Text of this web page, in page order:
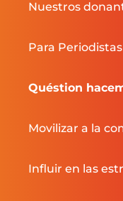
Nuestros
Para Periodistas
Quéstion
Movilizar a la
Influir en las